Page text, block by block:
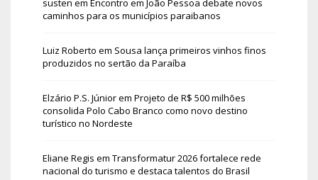
susten em Encontro em João Pessoa debate novos
caminhos para os municípios paraibanos
Luiz Roberto em Sousa lança primeiros vinhos finos
produzidos no sertão da Paraíba
Elzário P.S. Júniorem Projeto de R$ 500 milhões
consolida Polo Cabo Branco como novo destino
turístico no Nordeste
Eliane Regis em Transformatur 2026 fortalece rede
nacional do turismo e destaca talentos do Brasil